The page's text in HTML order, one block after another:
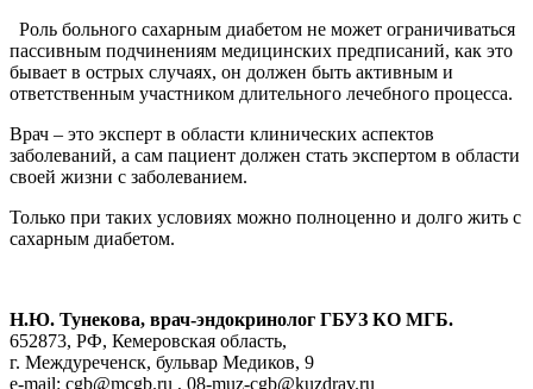
Роль больного сахарным диабетом не может ограничиваться
пассивным подчинениям медицинских предписаний, как это
бывает в острых случаях, он должен быть активным и
ответственным участником длительного лечебного процесса.
Врач – это эксперт в области клинических аспектов
заболеваний, а сам пациент должен стать экспертом в области
своей жизни с заболеванием.
Только при таких условиях можно полноценно и долго жить с
сахарным диабетом.
Н.Ю. Тунекова, врач-эндокринолог ГБУЗ КО МГБ.
652873, РФ, Кемеровская область,
г. Междуреченск, бульвар Медиков, 9
e-mail: cgb@mcgb.ru , 08-muz-cgb@kuzdrav.ru